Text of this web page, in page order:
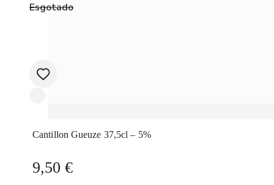
Esgotado
Cantillon Gueuze 37,5cl – 5%
9,50 €